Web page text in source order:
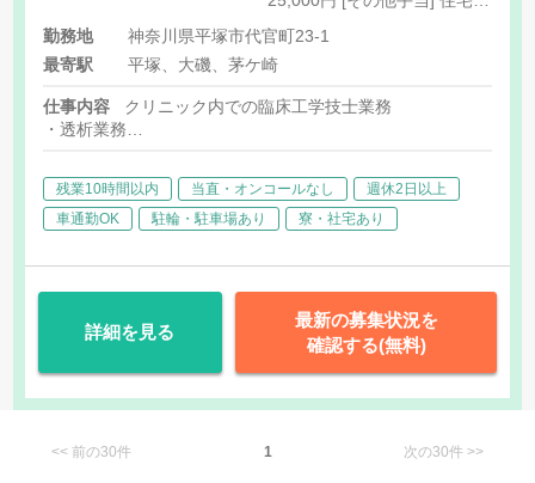
当（世帯主のみ）：（扶養無
し）25,000円/（扶養有り）
30,000円 準夜勤手当：4,000
円/回（月7-8回程度） 祝日手
勤務地
神奈川県平塚市代官町23-1
最寄駅
平塚、大磯、茅ケ崎
仕事内容
クリニック内での臨床工学技士業務
・透析業務
残業10時間以内 当直・オンコールなし
週休2日以上
車通勤OK
駐輪・駐車場あり 寮・社宅あり
詳細を見る
最新の募集状況を
確認する(無料)
<< 前の30件 1 次の30件 >>